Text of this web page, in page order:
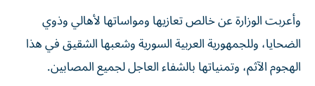
وأعربت الوزارة عن خالص تعازيها ومواساتها لأهالي وذوي
الضحايا، وللجمهورية العربية السورية وشعبها الشقيق في هذا
الهجوم الآثم، وتمنياتها بالشفاء العاجل لجميع المصابين.